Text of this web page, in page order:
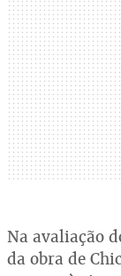
Na avaliação
da obra de